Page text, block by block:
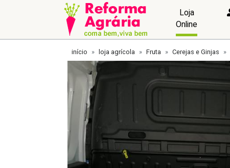
Loja
Online
início loja agrícola Fruta Cerejas e Ginjas